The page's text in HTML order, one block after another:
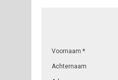
Voornaam *
Achternaam